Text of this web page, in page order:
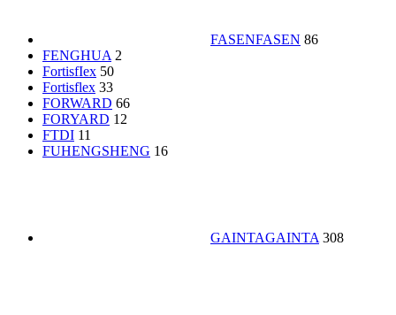
FASENFASEN 86
FENGHUA 2
FortisfIex 50
Fortisflex 33
FORWARD 66
FORYARD 12
FTDI 11
FUHENGSHENG 16
GAINTAGAINTA 308